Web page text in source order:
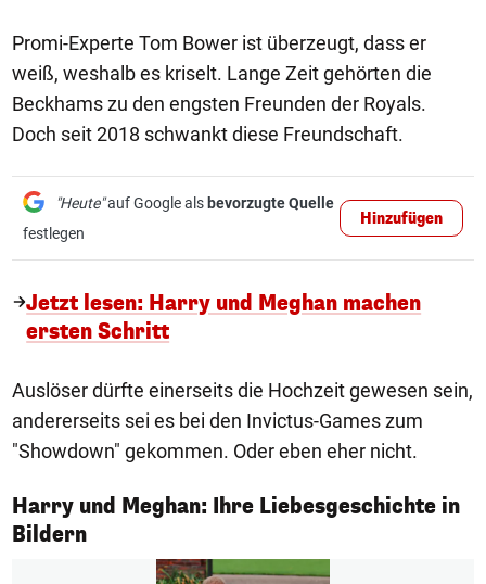
Promi-Experte Tom Bower ist überzeugt, dass er
weiß, weshalb es kriselt. Lange Zeit gehörten die
Beckhams zu den engsten Freunden der Royals.
Doch seit 2018 schwankt diese Freundschaft.
"Heute"auf Google als bevorzugte Quelle
festlegen
Hinzufügen
Jetzt lesen: Harry und Meghan machen
ersten Schritt
Auslöser dürfte einerseits die Hochzeit gewesen sein,
andererseits sei es bei den Invictus-Games zum
"Showdown" gekommen. Oder eben eher nicht.
Harry und Meghan: Ihre Liebesgeschichte in
Bildern
1/37